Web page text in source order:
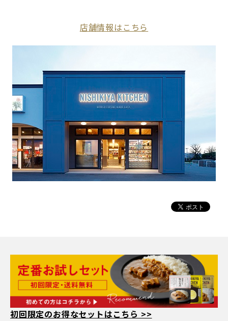
店舗情報はこちら
初回限定のお得なセットはこちら >>